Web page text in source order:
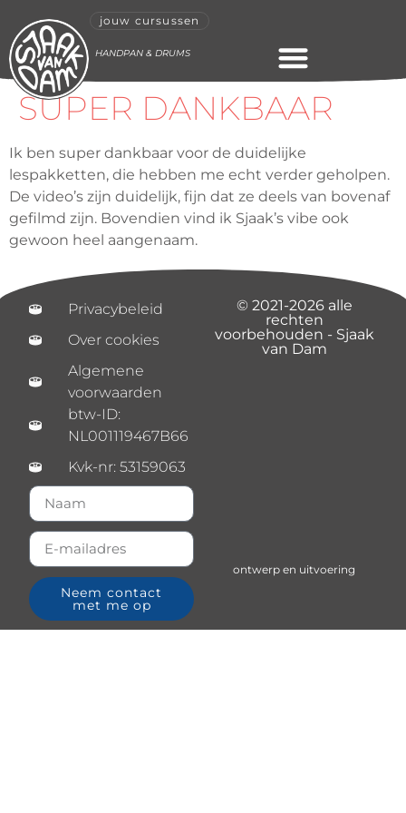
jouw cursussen
HANDPAN & DRUMS
SUPER DANKBAAR
Ik ben super dankbaar voor de duidelijke
lespakketten, die hebben me echt verder geholpen.
De video’s zijn duidelijk, fijn dat ze deels van bovenaf
gefilmd zijn. Bovendien vind ik Sjaak’s vibe ook
gewoon heel aangenaam.
Privacybeleid
Over cookies
Algemene
voorwaarden
btw-ID:
NL001119467B66
Kvk-nr: 53159063
Neem contact
met me op
© 2021-2026 alle
rechten
voorbehouden - Sjaak
van Dam
ontwerp en uitvoering